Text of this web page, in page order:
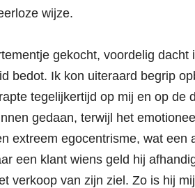
wijze.
gekocht, voordelig
bedot. Ik kon uiteraard begrip
tegelijkertijd op mij en op de
gedaan, terwijl het
extreem egocentrisme, wat een
een klant wiens geld hij
verkoop van zijn ziel. Zo is hij